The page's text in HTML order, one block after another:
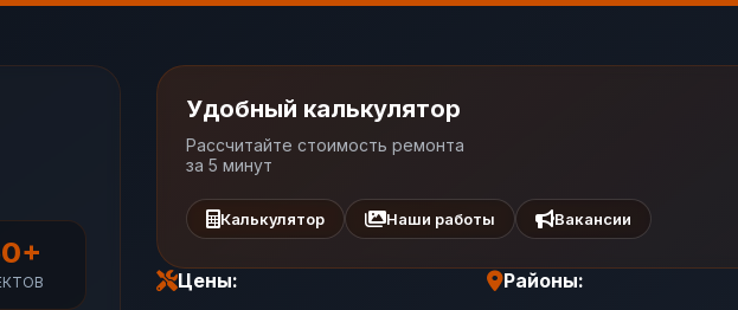
Удобный калькулятор
Рассчитайте стоимость ремонта
за 5 минут
Калькулятор Наши работы Вакансии
Цены: Районы: